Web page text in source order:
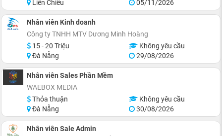
Liên Chiểu 05/11/2026
Nhân viên Kinh doanh
Công ty TNHH MTV Dương Minh Hoàng
15 - 20 Triệu
Không yêu cầu
Đà Nẵng
29/08/2026
Nhân viên Sales Phần Mềm
WAEBOX MEDIA
Thỏa thuận
Không yêu cầu
Đà Nẵng
30/08/2026
Nhân viên Sale Admin